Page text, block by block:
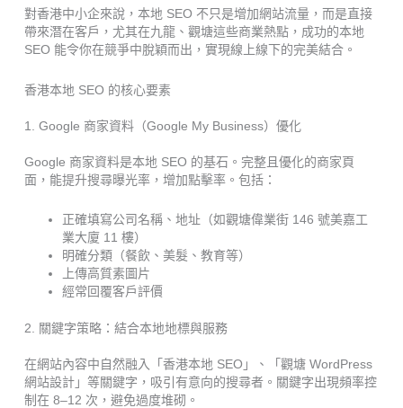
對香港中小企來說，本地 SEO 不只是增加網站流量，而是直接
帶來潛在客戶，尤其在九龍、觀塘這些商業熱點，成功的本地
SEO 能令你在競爭中脫穎而出，實現線上線下的完美結合。
香港本地 SEO 的核心要素
1. Google 商家資料（Google My Business）優化
Google 商家資料是本地 SEO 的基石。完整且優化的商家頁
面，能提升搜尋曝光率，增加點擊率。包括：
正確填寫公司名稱、地址（如觀塘偉業街 146 號美嘉工
業大廈 11 樓）
明確分類（餐飲、美髮、教育等）
上傳高質素圖片
經常回覆客戶評價
2. 關鍵字策略：結合本地地標與服務
在網站內容中自然融入「香港本地 SEO」、「觀塘 WordPress
網站設計」等關鍵字，吸引有意向的搜尋者。關鍵字出現頻率控
制在 8–12 次，避免過度堆砌。